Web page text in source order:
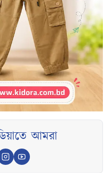
আমরা